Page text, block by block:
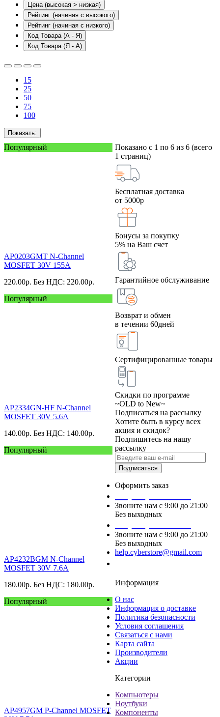
Цена (высокая > низкая)
Рейтинг (начиная с высокого)
Рейтинг (начиная с низкого)
Код Товара (А - Я)
Код Товара (Я - А)
15
25
50
75
100
Показать:
Популярный
AP0203GMT N-Channel
MOSFET 30V 155A
220.00р. Без НДС: 220.00р.
Популярный
AP2334GN-HF N-Channel
MOSFET 30V 5.6A
140.00р. Без НДС: 140.00р.
Популярный
AP4232BGM N-Channel
MOSFET 30V 7.6A
180.00р. Без НДС: 180.00р.
Популярный
AP4957GM P-Channel MOSFET
Показано с 1 по 6 из 6 (всего
1 страниц)
Бесплатная доставка
от 5000р
Бонусы за покупку
5% на Ваш счет
Гарантийное обслуживание
Возврат и обмен
в течении 60дней
Сертифицированные товары
Скидки по программе
~OLD to New~
Подписаться на рассылку
Хотите быть в курсу всех
акция и скидок?
Подпишитесь на нашу
рассылку
Подписаться
Оформить заказ
Звоните нам с 9:00 до 21:00
Без выходных
Звоните нам с 9:00 до 21:00
Без выходных
help.cyberstore@gmail.com
Информация
О нас
Информация о доставке
Политика безопасности
Условия соглашения
Связаться с нами
Карта сайта
Производители
Акции
Категории
Компьютеры
Ноутбуки
Компоненты